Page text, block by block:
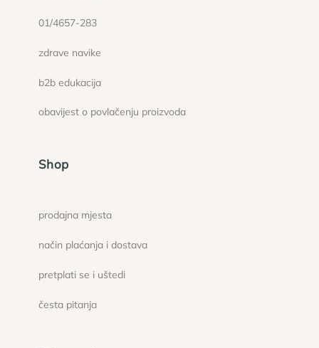
01/4657-283
zdrave navike
b2b edukacija
obavijest o povlačenju proizvoda
Shop
prodajna mjesta
način plaćanja i dostava
pretplati se i uštedi
česta pitanja